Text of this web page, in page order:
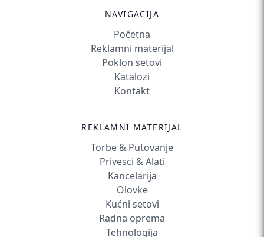
NAVIGACIJA
Početna
Reklamni materijal
Poklon setovi
Katalozi
Kontakt
REKLAMNI MATERIJAL
Torbe & Putovanje
Privesci & Alati
Kancelarija
Olovke
Kućni setovi
Radna oprema
Tehnologija